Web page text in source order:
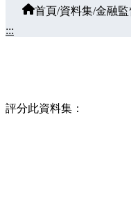
首頁/資料集/金融
:::
評分此資料集：